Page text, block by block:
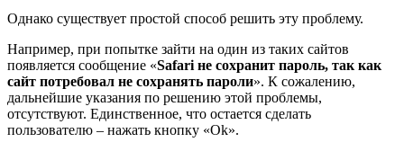
Однако существует простой способ решить эту проблему.
Например, при попытке зайти на один из таких сайтов
появляется сообщение «Safari не сохранит пароль, так как
сайт потребовал не сохранять пароли». К сожалению,
дальнейшие указания по решению этой проблемы,
отсутствуют. Единственное, что остается сделать
пользователю – нажать кнопку «Оk».